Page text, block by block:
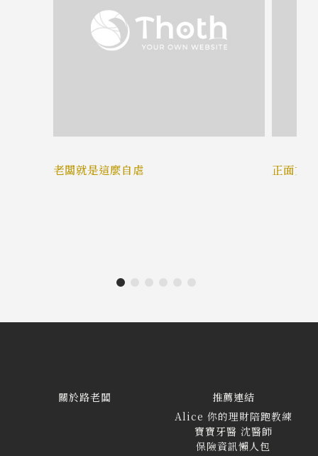
老闆就是這麼自虐 正面文
關於路老闆
推薦連結
Alice 你的理財陪跑教練
寶寶牙醫 沈醫師
保險資訊懶人包